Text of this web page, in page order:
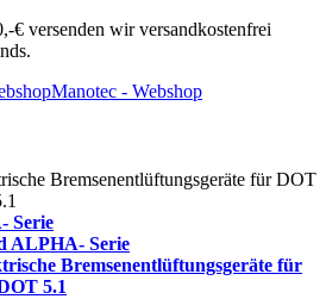
€ versenden wir versandkostenfrei
Manotec - Webshop
Bremsenentlüftungsgeräte für DOT
Serie
ALPHA- Serie
Bremsenentlüftungsgeräte für
5.1